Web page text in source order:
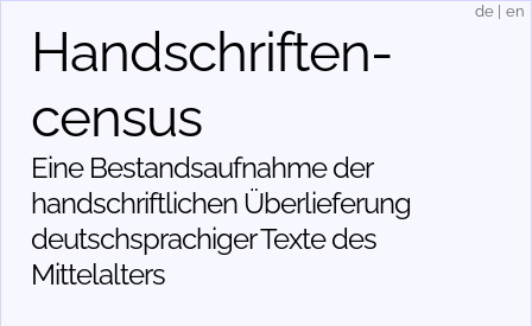
Handschriften­
census
Eine Bestandsaufnahme der
handschriftlichen Über­lieferung
deutschsprachiger Texte des
Mittelalters
de en